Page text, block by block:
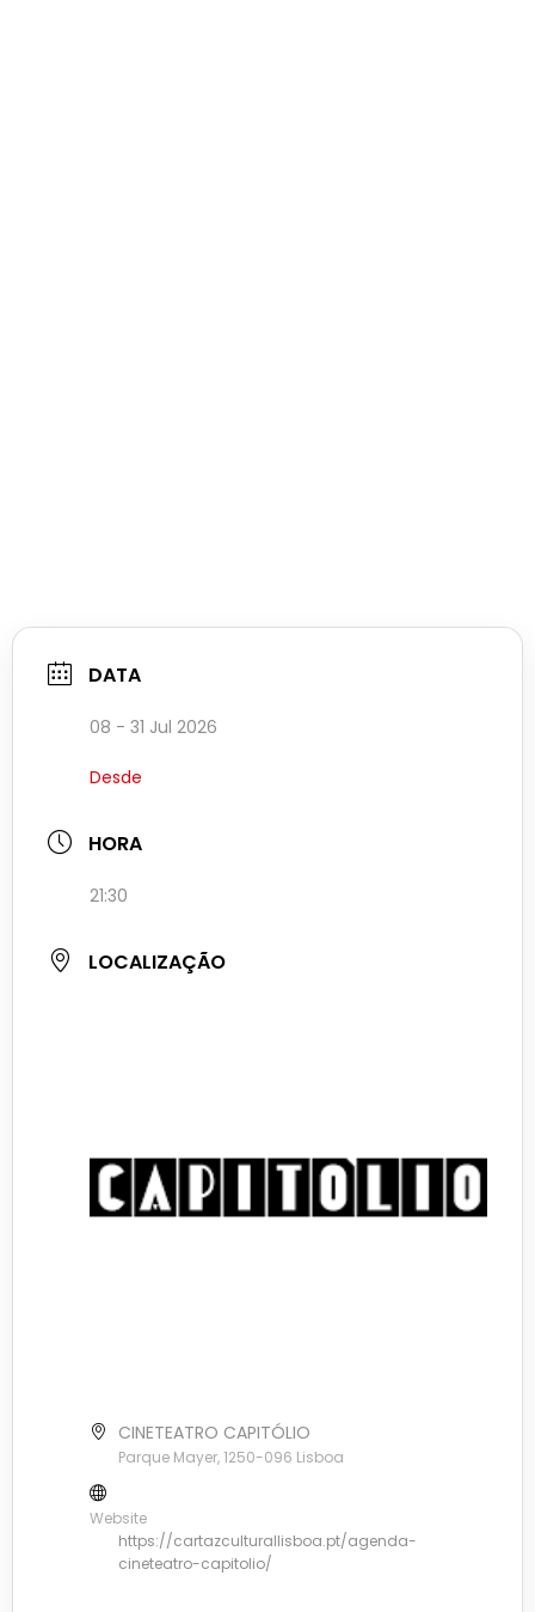
DATA
08 - 31 Jul 2026
Desde
HORA
21:30
LOCALIZAÇÃO
CINETEATRO CAPITÓLIO
Parque Mayer, 1250-096 Lisboa
Website
https://cartazculturallisboa.pt/agenda-
cineteatro-capitolio/